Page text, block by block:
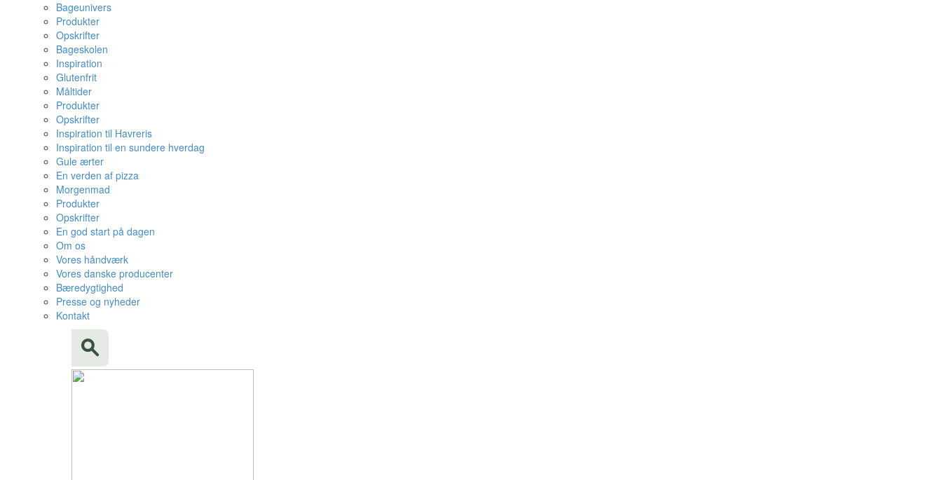
Bageunivers
Produkter
Opskrifter
Bageskolen
Inspiration
Glutenfrit
Måltider
Produkter
Opskrifter
Inspiration til Havreris
Inspiration til en sundere hverdag
Gule ærter
En verden af pizza
Morgenmad
Produkter
Opskrifter
En god start på dagen
Om os
Vores håndværk
Vores danske producenter
Bæredygtighed
Presse og nyheder
Kontakt